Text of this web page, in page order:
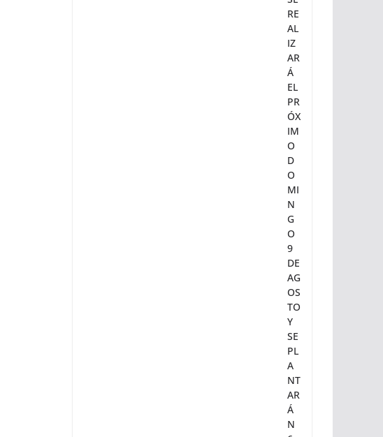
IÓ
N
20
26
;
SE
RE
AL
IZ
AR
Á
EL
PR
ÓX
IM
O
D
O
MI
N
G
O
9
DE
AG
OS
TO
Y
SE